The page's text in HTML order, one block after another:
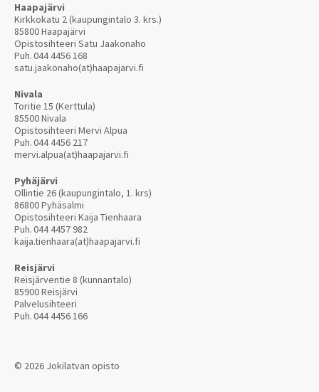
Haapajärvi
Kirkkokatu 2 (kaupungintalo 3. krs.)
85800 Haapajärvi
Opistosihteeri Satu Jaakonaho
Puh.044 4456 168
satu.jaakonaho(at)haapajarvi.fi
Nivala
Toritie 15 (Kerttula)
85500 Nivala
Opistosihteeri Mervi Alpua
Puh.044 4456 217
mervi.alpua(at)haapajarvi.fi
Pyhäjärvi
Ollintie 26 (kaupungintalo, 1. krs)
86800 Pyhäsalmi
Opistosihteeri Kaija Tienhaara
Puh.044 4457 982
kaija.tienhaara(at)haapajarvi.fi
Reisjärvi
Reisjärventie 8 (kunnantalo)
85900 Reisjärvi
Palvelusihteeri
Puh.044 4456 166
© 2026 Jokilatvan opisto